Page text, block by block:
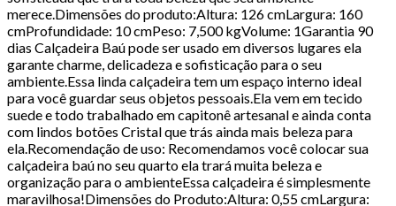
merece.Dimensões do produto:Altura: 126 cmLargura: 160
cmProfundidade: 10 cmPeso: 7,500 kgVolume: 1Garantia 90
dias Calçadeira Baú pode ser usado em diversos lugares ela
garante charme, delicadeza e sofisticação para o seu
ambiente.Essa linda calçadeira tem um espaço interno ideal
para você guardar seus objetos pessoais.Ela vem em tecido
suede e todo trabalhado em capitonê artesanal e ainda conta
com lindos botões Cristal que trás ainda mais beleza para
ela.Recomendação de uso: Recomendamos você colocar sua
calçadeira baú no seu quarto ela trará muita beleza e
organização para o ambienteEssa calçadeira é simplesmente
maravilhosa!Dimensões do Produto:Altura: 0,55 cmLargura: